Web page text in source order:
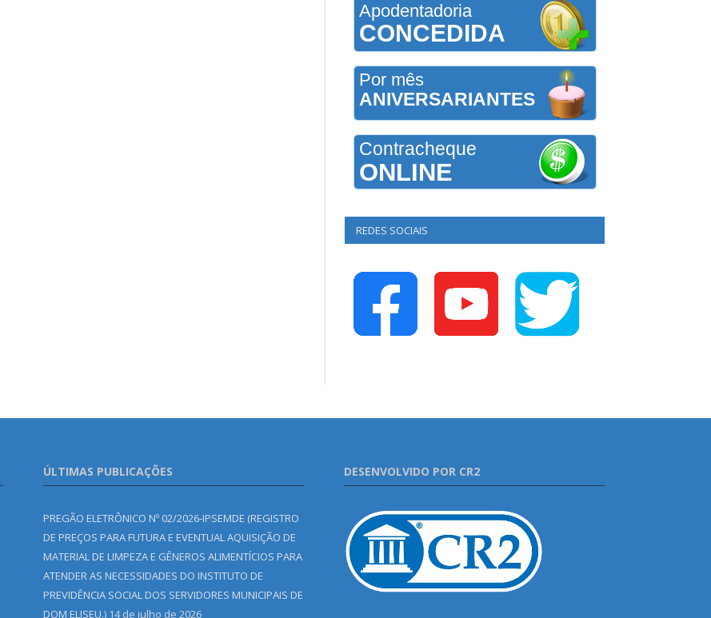
Apodentadoria
CONCEDIDA
Por mês
ANIVERSARIANTES
Contracheque
ONLINE
REDES SOCIAIS
ÚLTIMAS PUBLICAÇÕES
PREGÃO ELETRÔNICO Nº 02/2026-IPSEMDE (REGISTRO
DE PREÇOS PARA FUTURA E EVENTUAL AQUISIÇÃO DE
MATERIAL DE LIMPEZA E GÊNEROS ALIMENTÍCIOS PARA
ATENDER AS NECESSIDADES DO INSTITUTO DE
PREVIDÊNCIA SOCIAL DOS SERVIDORES MUNICIPAIS DE
DOM ELISEU.) 14 de julho de 2026
DESENVOLVIDO POR CR2